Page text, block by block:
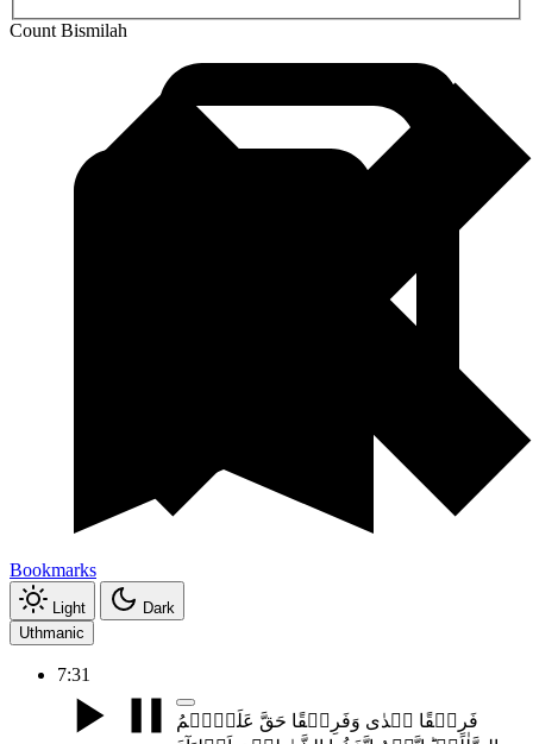
Count Bismilah
Bookmarks
Light
Dark
Uthmanic
7:31
فَرِیۡقًا ہَدٰی وَفَرِیۡقًا حَقَّ عَلَیۡہِمُ